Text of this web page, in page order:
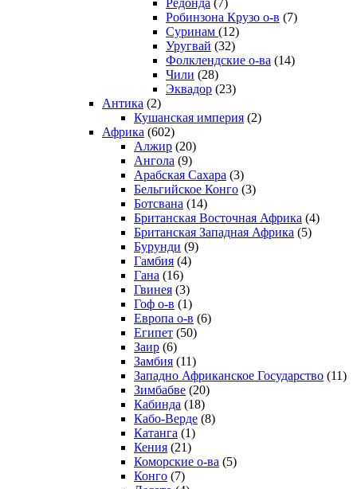
Робинзона Крузо о-в (7)
Суринам (12)
Уругвай (32)
Фолклендские о-ва (14)
Чили (28)
Эквадор (23)
Антика (2)
Кушанская империя (2)
Африка (602)
Алжир (20)
Ангола (9)
Арабская Сахара (3)
Бельгийское Конго (3)
Ботсвана (14)
Британская Восточная Африка (4)
Британская Западная Африка (5)
Бурунди (9)
Гамбия (4)
Гана (16)
Гвинея (3)
Гоф о-в (1)
Европа о-в (6)
Египет (50)
Заир (6)
Замбия (11)
Западно Африканское Государство (11)
Зимбабве (20)
Кабинда (18)
Кабо-Верде (8)
Катанга (1)
Кения (21)
Коморcкие о-ва (5)
Конго (7)